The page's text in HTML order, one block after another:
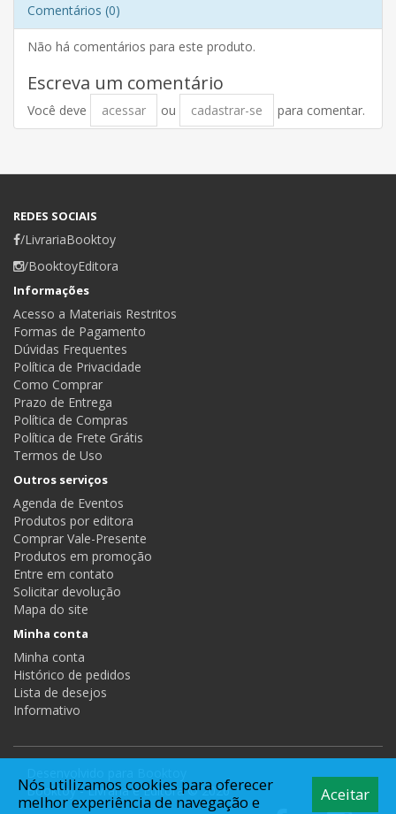
Comentários (0)
Não há comentários para este produto.
Escreva um comentário
Você deve acessar ou cadastrar-se para comentar.
REDES SOCIAIS
/LivrariaBooktoy
/BooktoyEditora
Informações
Acesso a Materiais Restritos
Formas de Pagamento
Dúvidas Frequentes
Política de Privacidade
Como Comprar
Prazo de Entrega
Política de Compras
Política de Frete Grátis
Termos de Uso
Outros serviços
Agenda de Eventos
Produtos por editora
Comprar Vale-Presente
Produtos em promoção
Entre em contato
Solicitar devolução
Mapa do site
Minha conta
Minha conta
Histórico de pedidos
Lista de desejos
Informativo
Booktoy - Livraria e Editora © 2026
Aceitar
Nós utilizamos cookies para oferecer
melhor experiência de navegação e